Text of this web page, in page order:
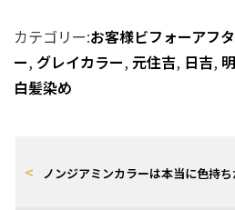
e
b
o
o
te
r
カテゴリー:お客様ビフォーアフ
ー, グレイカラー,元住吉, 日吉,
白髪染め
ノンジアミンカラーは本当に色持ち